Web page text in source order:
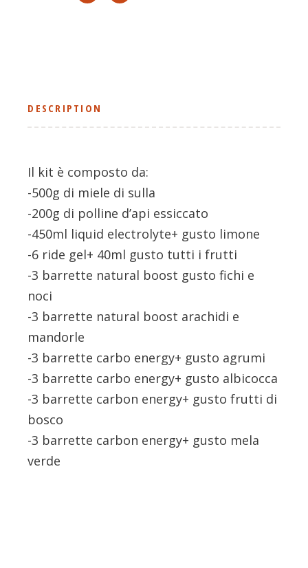
DESCRIPTION
Il kit è composto da:
-500g di miele di sulla
-200g di polline d’api essiccato
-450ml liquid electrolyte+ gusto limone
-6 ride gel+ 40ml gusto tutti i frutti
-3 barrette natural boost gusto fichi e
noci
-3 barrette natural boost arachidi e
mandorle
-3 barrette carbo energy+ gusto agrumi
-3 barrette carbo energy+ gusto albicocca
-3 barrette carbon energy+ gusto frutti di
bosco
-3 barrette carbon energy+ gusto mela
verde